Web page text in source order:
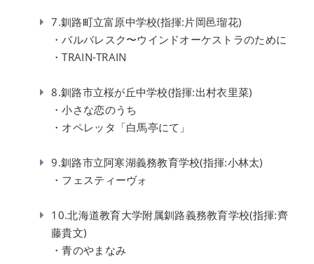
7.釧路町立富原中学校(指揮:片岡邑瑠花)
・バルバレスク〜ウインドオーケストラのために
・TRAIN-TRAIN
8.釧路市立桜が丘中学校(指揮:出村衣里菜)
・小さな恋のうち
・オペレッタ「白馬亭にて」
9.釧路市立阿寒湖義務教育学校(指揮:小林太)
・フェスティーヴォ
10.北海道教育大学附属釧路義務教育学校(指揮:齊
藤貴文)
・青のやまなみ